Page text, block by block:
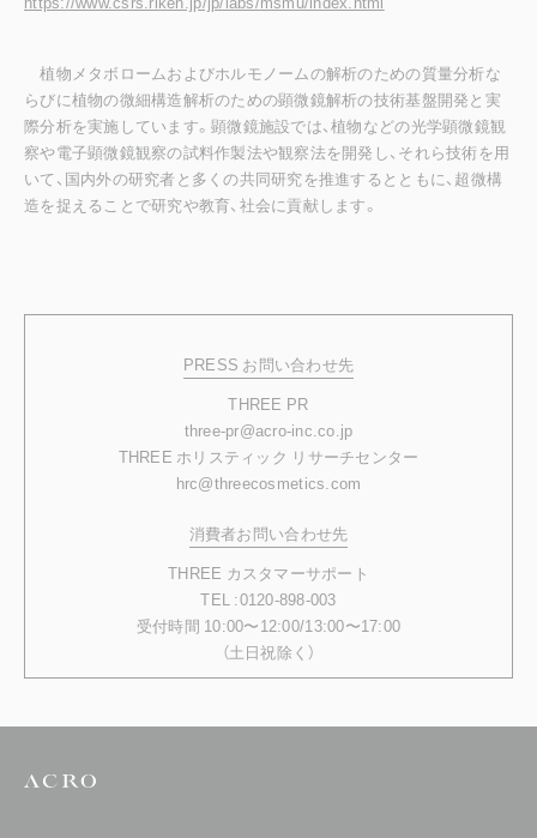
植物メタボロームおよびホルモノームの解析のための質量分析な
らびに植物の微細構造解析のための顕微鏡解析の技術基盤開発と実
際分析を実施しています。顕微鏡施設では、植物などの光学顕微鏡観
察や電子顕微鏡観察の試料作製法や観察法を開発し、それら技術を用
いて、国内外の研究者と多くの共同研究を推進するとともに、超微構
造を捉えることで研究や教育、社会に貢献します。
PRESS お問い合わせ先
THREE PR
three-pr@acro-inc.co.jp
THREE ホリスティック リサーチセンター
hrc@threecosmetics.com
消費者お問い合わせ先
THREE カスタマーサポート
TEL :0120-898-003
受付時間 10:00〜12:00/13:00〜17:00
（土日祝除く）